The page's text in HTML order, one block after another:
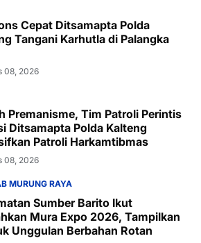
Cepat Ditsamapta Polda
Tangani Karhutla di Palangka
08, 2026
Premanisme, Tim Patroli Perintis
Ditsamapta Polda Kalteng
Patroli Harkamtibmas
08, 2026
MURUNG RAYA
Sumber Barito Ikut
Mura Expo 2026, Tampilkan
Unggulan Berbahan Rotan